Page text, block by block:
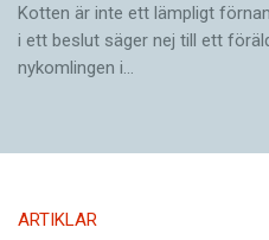
Kotten är inte ett lämpligt
i ett beslut säger nej till ett
nykomlingen i…
ARTIKLAR